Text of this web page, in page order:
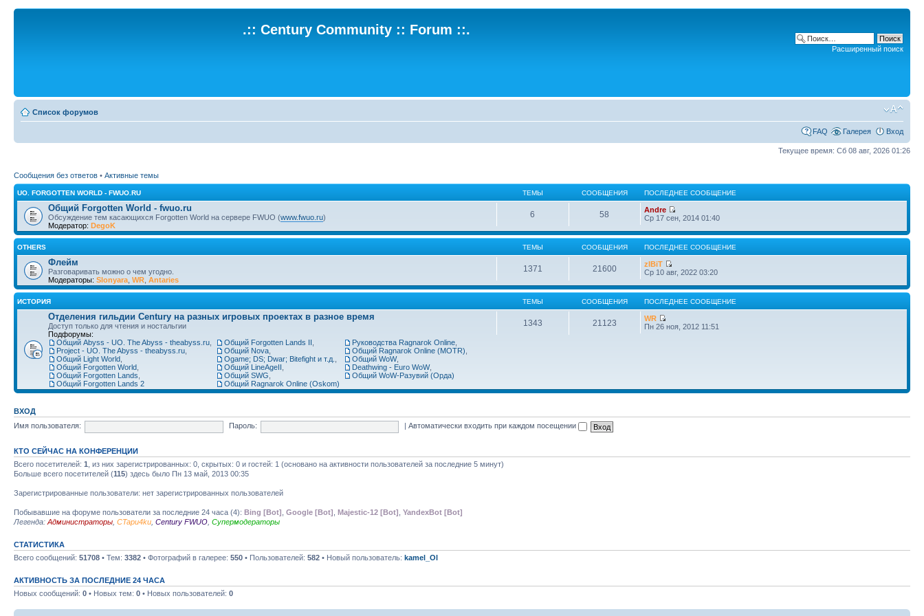
.:: Century Community :: Forum ::.
Расширенный поиск
Список форумов
FAQ Галерея Вход
Текущее время: Сб 08 авг, 2026 01:26
Сообщения без ответов • Активные темы
UO. FORGOTTEN WORLD - FWUO.RU ТЕМЫ СООБЩЕНИЯ ПОСЛЕДНЕЕ СООБЩЕНИЕ
Общий Forgotten World - fwuo.ru
Обсуждение тем касающихся Forgotten World на сервере FWUO (www.fwuo.ru)
Модератор: DegoK
6 58
Andre
Ср 17 сен, 2014 01:40
OTHERS ТЕМЫ СООБЩЕНИЯ ПОСЛЕДНЕЕ СООБЩЕНИЕ
Флейм
Разговаривать можно о чем угодно.
Модераторы: Slonyara WR Antaries
1371 21600
zIBiT
Ср 10 авг, 2022 03:20
ИСТОРИЯ ТЕМЫ СООБЩЕНИЯ ПОСЛЕДНЕЕ СООБЩЕНИЕ
Отделения гильдии Century на разных игровых проектах в разное время
Доступ только для чтения и ностальгии
Подфорумы:
Общий Abyss - UO. The Abyss - theabyss.ru
Project - UO. The Abyss - theabyss.ru
Общий Light World
Общий Forgotten World
Общий Forgotten Lands
Общий Forgotten Lands 2
Общий Forgotten Lands II
Общий Nova
Ogame; DS; Dwar; Bitefight и т.д.
Общий LineAgeII
Общий SWG
Общий Ragnarok Online (Oskom)
Руководства Ragnarok Online
Общий Ragnarok Online (MOTR)
Общий WoW,
Deathwing - Euro WoW,
Общий WoW-Разувий (Орда)
1343 21123
WR
Пн 26 ноя, 2012 11:51
ВХОД
Имя пользователя:
Пароль: |Автоматически входить при каждом посещении
КТО СЕЙЧАС НА КОНФЕРЕНЦИИ
Всего посетителей: 1 , из них зарегистрированных: 0, скрытых: 0 и гостей: 1 (основано на активности пользователей за последние 5 минут)
Больше всего посетителей (115) здесь было Пн 13 май, 2013 00:35
Зарегистрированные пользователи: нет зарегистрированных пользователей
Побывавшие на форуме пользователи за последние 24 часа (4): Bing [Bot] Google [Bot] Majestic-12 [Bot] YandexBot [Bot]
Легенда: Администраторы CTapu4ku Century FWUO Супермодераторы
СТАТИСТИКА
Всего сообщений: 51708 • Тем: 3382 • Фотографий в галерее: 550 • Пользователей: 582 • Новый пользователь: kamel_Ol
АКТИВНОСТЬ ЗА ПОСЛЕДНИЕ 24 ЧАСА
Новых сообщений: 0 • Новых тем: 0 • Новых пользователей: 0